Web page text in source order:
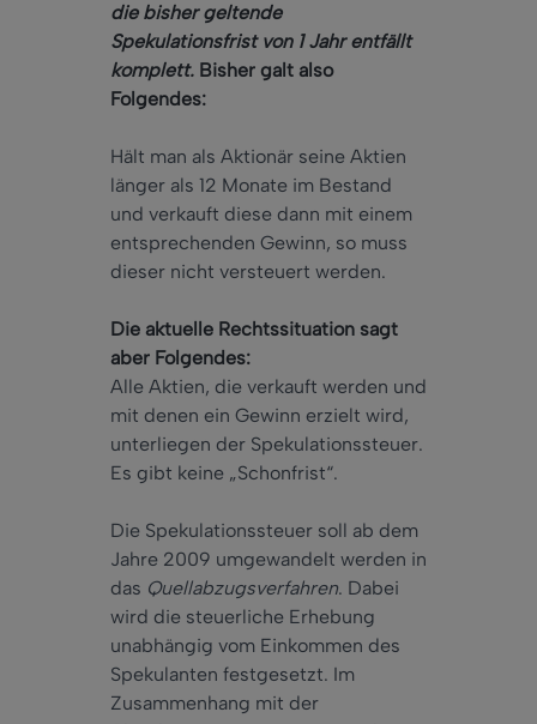
die bisher geltende
Spekulationsfrist von 1 Jahr entfällt
komplett. Bisher galt also
Folgendes:
Hält man als Aktionär seine Aktien
länger als 12 Monate im Bestand
und verkauft diese dann mit einem
entsprechenden Gewinn, so muss
dieser nicht versteuert werden.
Die aktuelle Rechtssituation sagt
aber Folgendes:
Alle Aktien, die verkauft werden und
mit denen ein Gewinn erzielt wird,
unterliegen der Spekulationssteuer.
Es gibt keine „Schonfrist“.
Die Spekulationssteuer soll ab dem
Jahre 2009 umgewandelt werden in
das Quellabzugsverfahren. Dabei
wird die steuerliche Erhebung
unabhängig vom Einkommen des
Spekulanten festgesetzt. Im
Zusammenhang mit der